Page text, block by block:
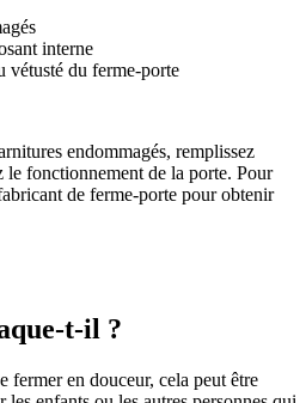
interne
vétusté du ferme-porte
endommagés, remplissez
fonctionnement de la porte. Pour
de ferme-porte pour obtenir
t-il ?
fermer en douceur, cela peut être